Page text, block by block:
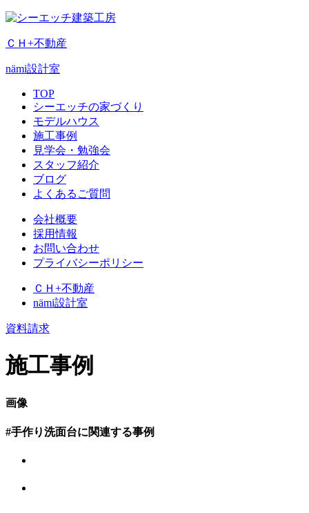
ＣＨ+不動産
nämi設計室
TOP
シーエッチの家づくり
モデルハウス
施工事例
見学会・勉強会
スタッフ紹介
ブログ
よくあるご質問
会社概要
採用情報
お問い合わせ
プライバシーポリシー
ＣＨ+不動産
nämi設計室
資料請求
施工事例
画像
#手作り洗面台に関連する事例